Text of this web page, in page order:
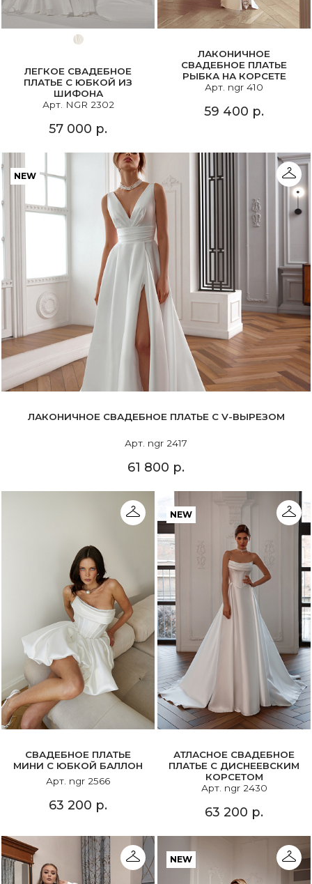
ЛЕГКОЕ СВАДЕБНОЕ
ПЛАТЬЕ С ЮБКОЙ ИЗ
ШИФОНА
Арт. NGR 2302
57 000 р.
ЛАКОНИЧНОЕ
СВАДЕБНОЕ ПЛАТЬЕ
РЫБКА НА КОРСЕТЕ
Арт. ngr 410
59 400 р.
NEW
ЛАКОНИЧНОЕ СВАДЕБНОЕ ПЛАТЬЕ С V-ВЫРЕЗОМ
Арт. ngr 2417
61 800 р.
СВАДЕБНОЕ ПЛАТЬЕ
МИНИ С ЮБКОЙ БАЛЛОН
Арт. ngr 2566
63 200 р.
NEW
АТЛАСНОЕ СВАДЕБНОЕ
ПЛАТЬЕ С ДИСНЕЕВСКИМ
КОРСЕТОМ
Арт. ngr 2430
63 200 р.
NEW